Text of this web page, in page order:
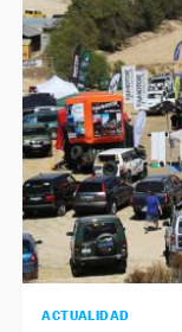
ACTUALIDAD